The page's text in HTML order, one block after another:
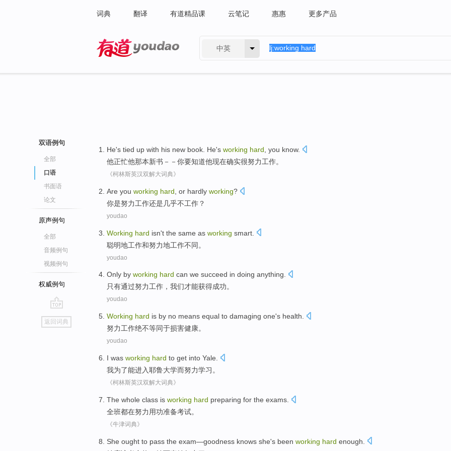
词典 翻译 有道精品课 云笔记 惠惠 更多产品
中英
双语例句
全部
口语
书面语
论文
原声例句
全部
音频例句
视频例句
权威例句
go
top
返回词典
He's tied up with his new book He's working hard you know.
他正忙他那本新书 －－ 你要知道他现在确实很努力工作。
《柯林斯英汉双解大词典》
Are you working hard or hardly working?
你是努力工作还是 几乎不工作？
youdao
Working hard isn't the same as working smart
聪明地工作和努力地工作不同。
youdao
Only by working hard can we succeed in doing anything.
只有通过努力工作， 我们才能获得成功。
youdao
Working hard is by no means equal to damaging one's health
努力工作绝不等同于损害健康。
youdao
I was working hard to get into Yale
我为了能进入耶鲁大学而努力学习。
《柯林斯英汉双解大词典》
The whole class is working hard preparing for the exams
全班都在努力 用功准备考试。
《牛津词典》
She ought to pass the exam—goodness knows she's been working hard enough